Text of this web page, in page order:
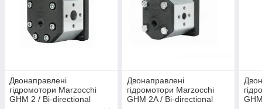
Двонаправлені
гідромотори Marzocchi
GHM 2 / Bi-directional
Двонаправлені
гідромотори Marzocchi
GHM 2A / Bi-directional